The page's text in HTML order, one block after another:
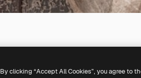
By clicking “Accept All Cookies”, you agree to